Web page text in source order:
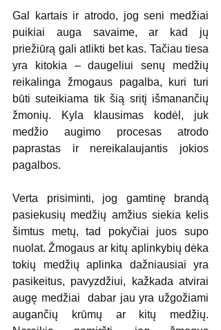
Gal kartais ir atrodo, jog seni medžiai
puikiai auga savaime, ar kad jų
priežiūrą gali atlikti bet kas. Tačiau tiesa
yra kitokia – daugeliui senų medžių
reikalinga žmogaus pagalba, kuri turi
būti suteikiama tik šią sritį išmanančių
žmonių. Kyla klausimas kodėl, juk
medžio augimo procesas atrodo
paprastas ir nereikalaujantis jokios
pagalbos.
Verta prisiminti, jog gamtinę brandą
pasiekusių medžių amžius siekia kelis
šimtus metų, tad pokyčiai juos supo
nuolat. Žmogaus ar kitų aplinkybių dėka
tokių medžių aplinka dažniausiai yra
pasikeitus, pavyzdžiui, kažkada atvirai
augę medžiai  dabar jau yra užgožiami
augančių krūmų ar kitų medžių.